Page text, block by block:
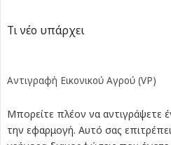
Τι νέο υπάρχει
Αντιγραφή Εικονικού Αγρού (VP)
Μπορείτε πλέον να αντιγράψετε
την εφαρμογή. Αυτό σας